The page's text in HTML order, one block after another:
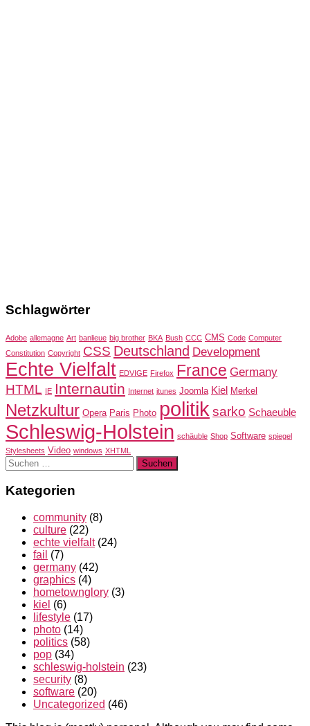
Schlagwörter
Adobe allemagne Art banlieue big brother BKA Bush CCC CMS Code Computer
Constitution Copyright CSS Deutschland Development
Echte Vielfalt EDVIGE Firefox France Germany
HTML IE Internautin Internet itunes Joomla Kiel Merkel
Netzkultur Opera Paris Photo politik sarko Schaeuble
Schleswig-Holstein schäuble Shop Software spiegel
Stylesheets Video windows XHTML
Suchen
nach:
Kategorien
community (8)
culture (22)
echte vielfalt(24)
fail (7)
germany (42)
graphics (4)
hometownglory (3)
kiel (6)
lifestyle (17)
photo (14)
politics (58)
pop (34)
schleswig-holstein (23)
security (8)
software (20)
Uncategorized (46)